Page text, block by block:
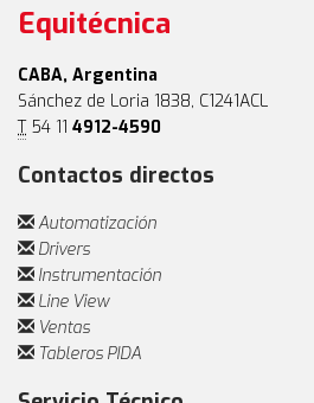
Equitécnica
CABA, Argentina
Sánchez de Loria 1838, C1241ACL
T54 11 4912-4590
Contactos directos
Automatización
Drivers
Instrumentación
Line View
Ventas
Tableros PIDA